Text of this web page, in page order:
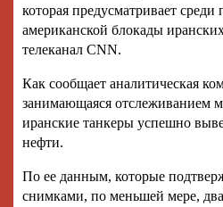
которая предусматривает
американской блокады
телеканал CNN.
Как сообщает аналитическая
занимающаяся отслеживанием
иранские танкеры успешно
нефти.
По ее данным, которые
снимками, по меньшей мере,